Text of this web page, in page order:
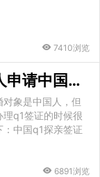
7410浏览
中国q1探亲签证费用 菲律宾人申请中国q1签证流程
象是中国人，但
q1签证的时候很
中国q1探亲签证
6891浏览